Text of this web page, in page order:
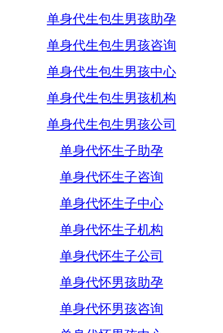
单身代生包生男孩助孕
单身代生包生男孩咨询
单身代生包生男孩中心
单身代生包生男孩机构
单身代生包生男孩公司
单身代怀生子助孕
单身代怀生子咨询
单身代怀生子中心
单身代怀生子机构
单身代怀生子公司
单身代怀男孩助孕
单身代怀男孩咨询